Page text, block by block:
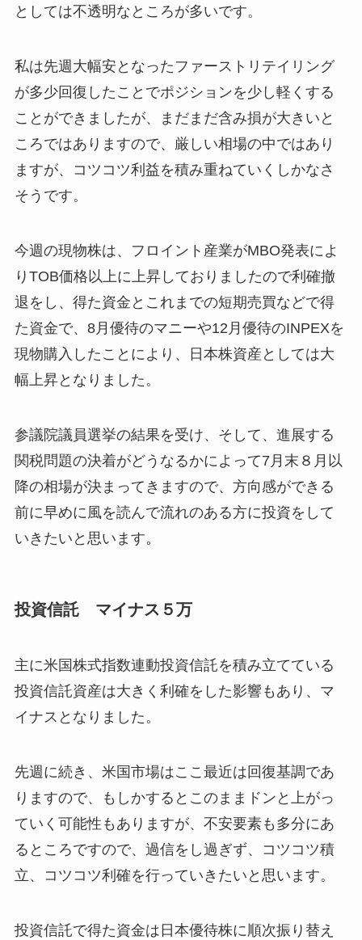
としては不透明なところが多いです。
私は先週大幅安となったファーストリテイリング
が多少回復したことでポジションを少し軽くする
ことができましたが、まだまだ含み損が大きいと
ころではありますので、厳しい相場の中ではあり
ますが、コツコツ利益を積み重ねていくしかなさ
そうです。
今週の現物株は、フロイント産業がMBO発表によ
りTOB価格以上に上昇しておりましたので利確撤
退をし、得た資金とこれまでの短期売買などで得
た資金で、8月優待のマニーや12月優待のINPEXを
現物購入したことにより、日本株資産としては大
幅上昇となりました。
参議院議員選挙の結果を受け、そして、進展する
関税問題の決着がどうなるかによって7月末８月以
降の相場が決まってきますので、方向感ができる
前に早めに風を読んで流れのある方に投資をして
いきたいと思います。
投資信託 マイナス５万
主に米国株式指数連動投資信託を積み立てている
投資信託資産は大きく利確をした影響もあり、マ
イナスとなりました。
先週に続き、米国市場はここ最近は回復基調であ
りますので、もしかするとこのままドンと上がっ
ていく可能性もありますが、不安要素も多分にあ
るところですので、過信をし過ぎず、コツコツ積
立、コツコツ利確を行っていきたいと思います。
投資信託で得た資金は日本優待株に順次振り替え